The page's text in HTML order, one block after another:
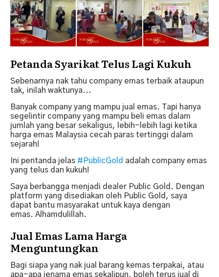
Petanda Syarikat Telus Lagi Kukuh
Sebenarnya nak tahu company emas terbaik ataupun
tak, inilah waktunya...
Banyak company yang mampu jual emas. Tapi hanya
segelintir company yang mampu beli emas dalam
jumlah yang besar sekaligus, lebih-lebih lagi ketika
harga emas Malaysia cecah paras tertinggi dalam
sejarah!
Ini pentanda jelas #PublicGold adalah company emas
yang telus dan kukuh!
Saya berbangga menjadi dealer Public Gold. Dengan
platform yang disediakan oleh Public Gold, saya
dapat bantu masyarakat untuk kaya dengan
emas. Alhamdulillah.
Jual Emas Lama Harga
Menguntungkan
Bagi siapa yang nak jual barang kemas terpakai, atau
apa-apa jenama emas sekalipun, boleh terus jual di